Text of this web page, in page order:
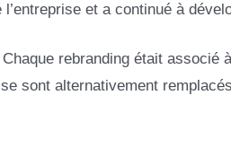
et a continué à
rebranding était associé
sont alternativement